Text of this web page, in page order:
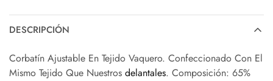
DESCRIPCIÓN
Corbatín Ajustable En Tejido Vaquero. Confeccionado Con El
Mismo Tejido Que Nuestros delantales. Composición: 65%